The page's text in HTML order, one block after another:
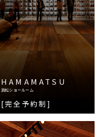
HAMAMATSU
浜松ショールーム
[完全予約制]